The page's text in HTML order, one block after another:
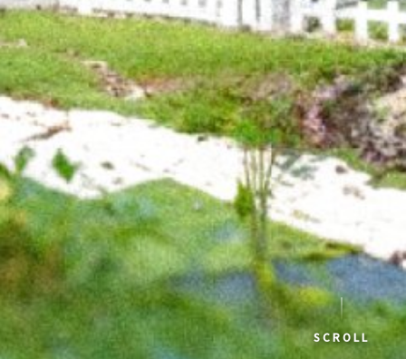
SCROLL